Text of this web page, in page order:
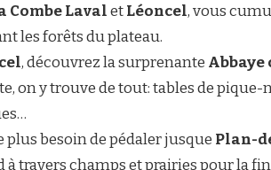
Combe LavaletLéoncel, vous
les forêts du plateau.
, découvrez la surprenante
on y trouve de tout: tables de pique-
plus besoin de pédaler jusque Plan-
à travers champs et prairies pour la